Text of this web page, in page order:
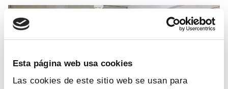
Esta página web usa cookies
Las cookies de este sitio web se usan para